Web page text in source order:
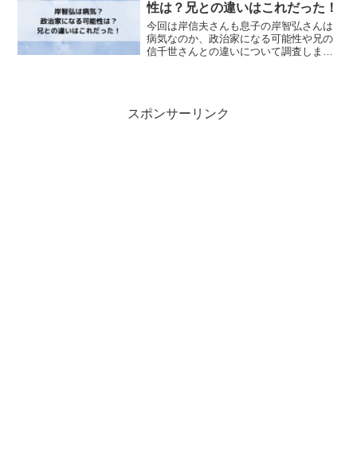
性は？兄との違いはこれだった！
今回は岸信夫さんも息子の岸智弘さんは
病気なのか、政治家になる可能性や兄の
信千世さんとの違いについて調査しまし
スポンサーリンク